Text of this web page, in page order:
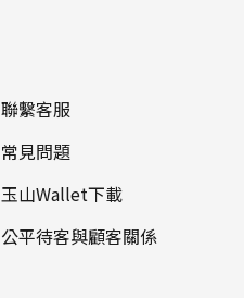
聯繫客服
常見問題
玉山Wallet下載
公平待客與顧客關係